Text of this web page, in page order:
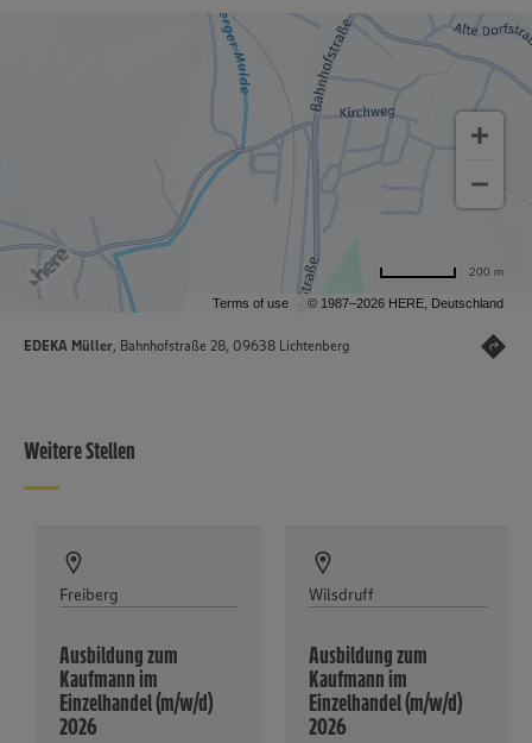
Terms of use © 1987–2026 HERE, Deutschland
200 m
EDEKA Müller, Bahnhofstraße 28, 09638 Lichtenberg
Weitere Stellen
Freiberg
Ausbildung zum
Kaufmann im
Einzelhandel (m/w/d)
2026
Wilsdruff
Ausbildung zum
Kaufmann im
Einzelhandel (m/w/d)
2026